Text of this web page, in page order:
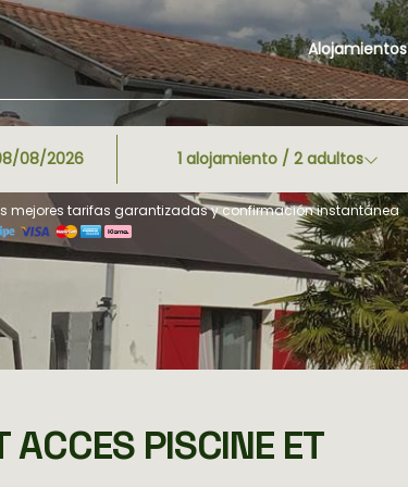
Alojamientos
1 alojamiento / 2adultos
mejores tarifas garantizadas y confirmación instantánea
ACCES PISCINE ET